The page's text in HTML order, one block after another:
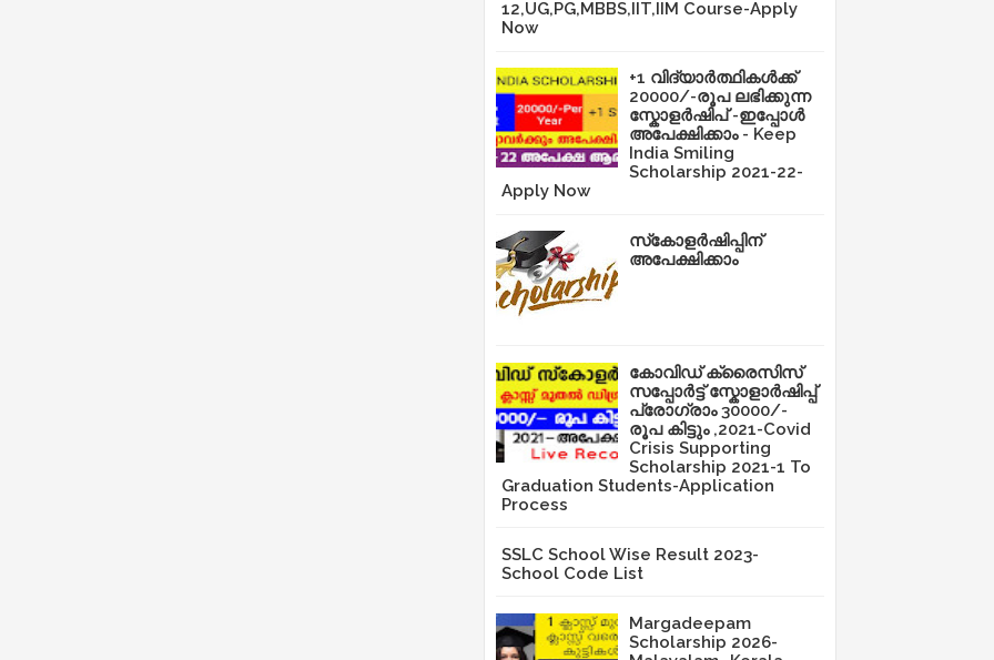
12,UG,PG,MBBS,IIT,IIM Course-Apply
Now
+1 വിദ്യാർത്ഥികൾക്ക്
20000/-രൂപ ലഭിക്കുന്ന
സ്കോളർഷിപ് -ഇപ്പോൾ
അപേക്ഷിക്കാം - Keep
India Smiling
Scholarship 2021-22-
Apply Now
സ്‌കോളർഷിപ്പിന്
അപേക്ഷിക്കാം
കോവിഡ് ക്രൈസിസ്
സപ്പോർട്ട് സ്കോളാർഷിപ്പ്
പ്രോഗ്രാം 30000/-
രൂപ കിട്ടും ,2021-Covid
Crisis Supporting
Scholarship 2021-1 To
Graduation Students-Application
Process
SSLC School Wise Result 2023-
School Code List
Margadeepam
Scholarship 2026-